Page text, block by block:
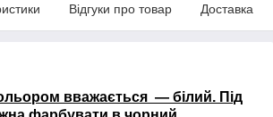
Відгуки про товар Доставка
вважається — білий. Під